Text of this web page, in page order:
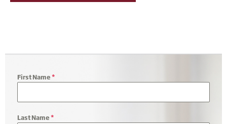
First Name*
Last Name*